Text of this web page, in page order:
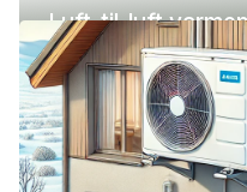
Luft-til-luft
(pris, fordeler og